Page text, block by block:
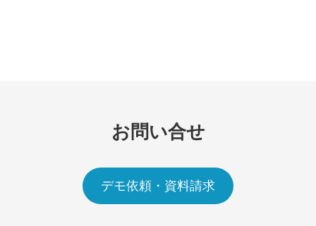
お問い合せ
デモ依頼・資料請求